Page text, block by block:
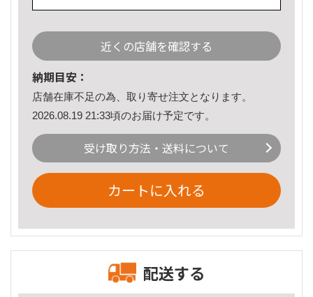
近くの店舗を確認する
納期目安：
店舗在庫不足の為、取り寄せ注文となります。
2026.08.19 21:33頃のお届け予定です。
受け取り方法・送料について
カートに入れる
配送する